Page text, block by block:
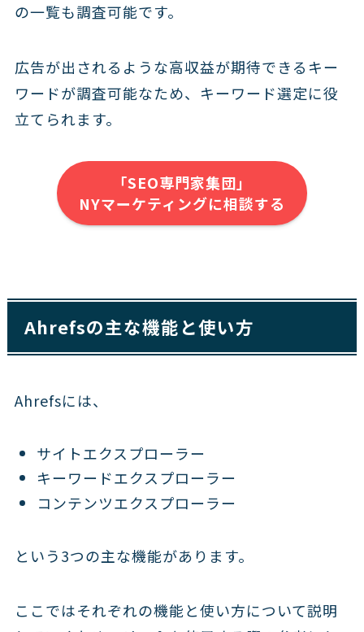
の一覧も調査可能です。
広告が出されるような高収益が期待できるキー
ワードが調査可能なため、キーワード選定に役
立てられます。
「SEO専門家集団」
NYマーケティングに相談する
Ahrefsの主な機能と使い方
Ahrefsには、
サイトエクスプローラー
キーワードエクスプローラー
コンテンツエクスプローラー
という3つの主な機能があります。
ここではそれぞれの機能と使い方について説明